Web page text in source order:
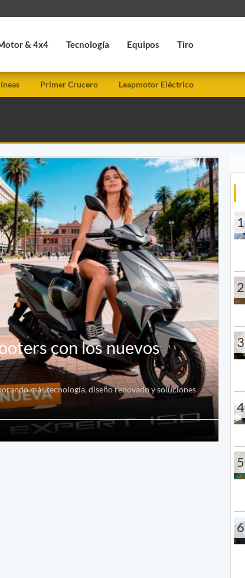
& 4x4 Tecnología Equipos Tiro
Primer Crucero Leapmotor Eléctrico
con los nuevos
más tecnología, diseño renovado y soluciones
1
2
3
4
5
6